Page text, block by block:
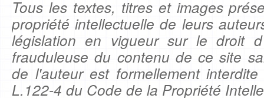
Tous les textes, titres et images
propriété intellectuelle de leurs
législation en vigueur sur le droit
frauduleuse du contenu de ce site
de l'auteur est formellement
L.122-4 du Code de la Propriété